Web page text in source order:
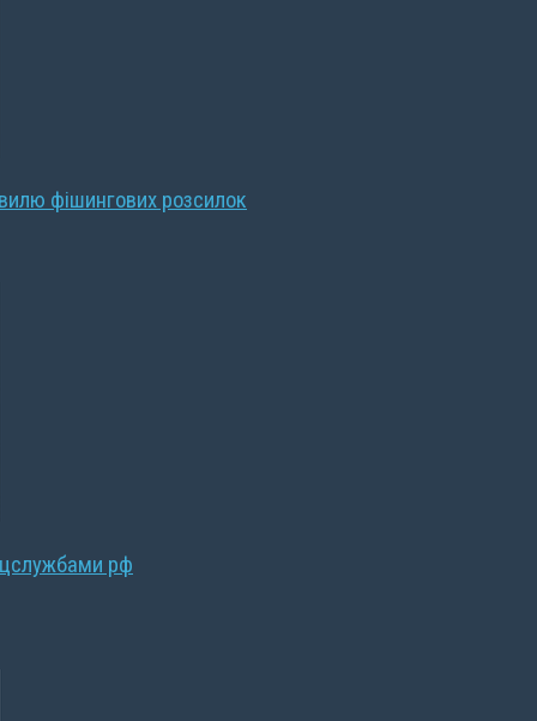
фішингових розсилок
рф